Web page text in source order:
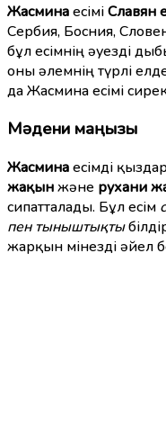
ЖасминаесіміСлавян
Сербия, Босния,
бұл есімнің әуезді
оны әлемнің түрлі
да Жасмина есімі
Мәдени маңызы
Жасминаесімді
жақынжәне рухани
сипатталады. Бұл есім
пен тыныштықты
жарқын мінезді әйел